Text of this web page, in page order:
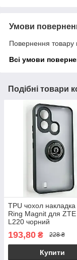
Умови
Повернення товару
Всі умови
Подібні товари
TPU чохол
Ring Magnit для
L220 чорний
193,80 ₴ 228 ₴
Купити